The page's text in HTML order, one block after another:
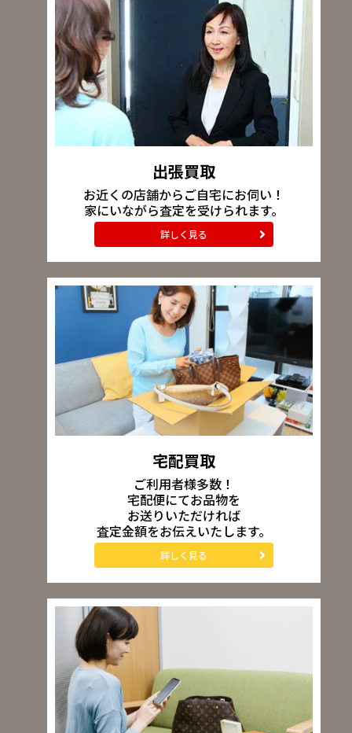
出張買取
お近くの店舗からご自宅にお伺い！
家にいながら査定を受けられます。
詳しく見る
宅配買取
ご利用者様多数！
宅配便にてお品物を
お送りいただければ
査定金額をお伝えいたします。
詳しく見る